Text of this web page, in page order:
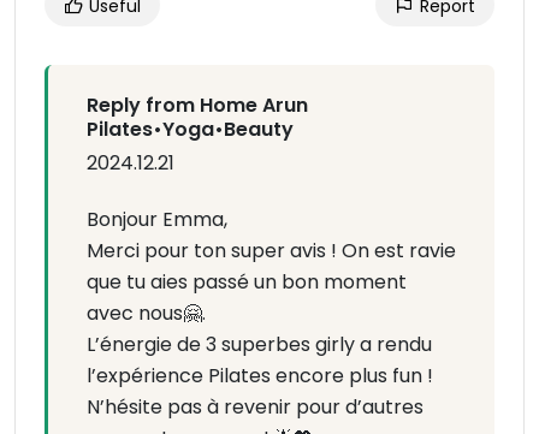
Useful Report
Reply from Home Arun
Pilates•Yoga•Beauty
2024.12.21
Bonjour Emma,
Merci pour ton super avis ! On est ravie
que tu aies passé un bon moment
avec nous🤗.
L’énergie de 3 superbes girly a rendu
l’expérience Pilates encore plus fun !
N’hésite pas à revenir pour d’autres